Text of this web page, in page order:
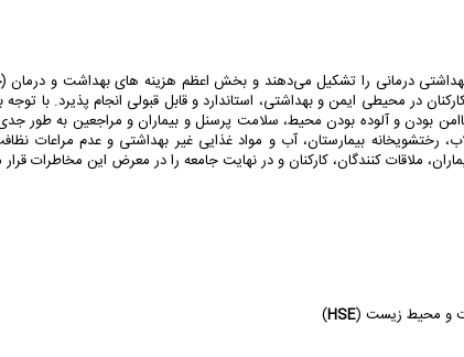
بهداشتی درمانی را تشکیل می‌دهند و بخش اعظم هزینه های بهداشت و درمان
در محیطی ایمن و بهداشتی، استاندارد و قابل قبولی انجام پذیرد. با
ناامن بودن و آلوده بودن محیط، سلامت پرسنل و بیماران و مراجعین به
رختشویخانه بیمارستان، آب و مواد غذایی غیر بهداشتی و عدم مراعات
ملاقات کنندگان، کارکنان و در نهایت جامعه را در معرض این مخاطرات
HSE
)